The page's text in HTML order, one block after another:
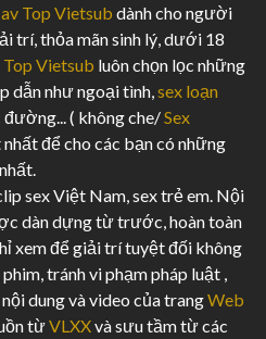
Top Vietsub dành cho người
trí, thỏa mãn sinh lý, dưới 18
Top Vietsub luôn chọn lọc những
dẫn như ngoại tình, sex loạn
đường... ( không che/Sex
để cho các bạn có những
sex Việt Nam, sex trẻ em. Nội
dàn dựng từ trước, hoàn toàn
xem để giải trí tuyệt đối không
tránh vi phạm pháp luật ,
dung và video của trangWeb
từVLXXvà sưu tầm từ các